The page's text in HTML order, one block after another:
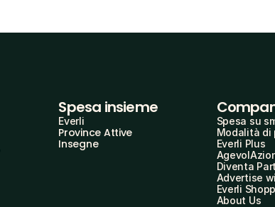
Spesa insieme
Everli
Province Attive
Insegne
Spesa su
Modalità di
Everli Plus
Diventa
Advertise
Everli
About Us